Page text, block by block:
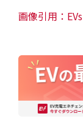
セミナー情
ニュース・
ブランド
画像引用：